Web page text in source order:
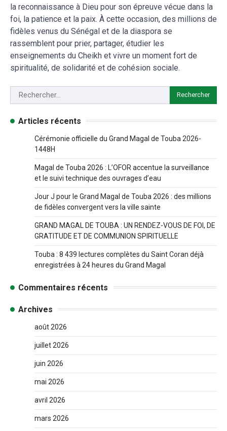
la reconnaissance à Dieu pour son épreuve vécue dans la
foi, la patience et la paix. À cette occasion, des millions de
fidèles venus du Sénégal et de la diaspora se
rassemblent pour prier, partager, étudier les
enseignements du Cheikh et vivre un moment fort de
spiritualité, de solidarité et de cohésion sociale.
Articles récents
Cérémonie officielle du Grand Magal de Touba 2026-
1448H
Magal de Touba 2026 : L’OFOR accentue la surveillance
et le suivi technique des ouvrages d’eau
Jour J pour le Grand Magal de Touba 2026 : des millions
de fidèles convergent vers la ville sainte
GRAND MAGAL DE TOUBA : UN RENDEZ-VOUS DE FOI, DE
GRATITUDE ET DE COMMUNION SPIRITUELLE
Touba : 8 439 lectures complètes du Saint Coran déjà
enregistrées à 24 heures du Grand Magal
Commentaires récents
Archives
août 2026
juillet 2026
juin 2026
mai 2026
avril 2026
mars 2026